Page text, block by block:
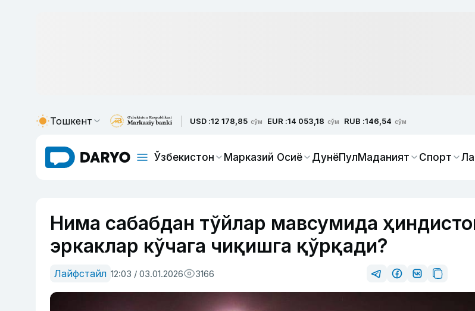
Тошкент USD :12 178,85 сўм EUR :14 053,18 сўм RUB :146,54 сўм
Ўзбекистон Марказий Осиё ДунёПулМаданият Спорт
Нима сабабдан тўйлар мавсумида
эркаклар кўчага чиқишга қўрқади?
Лайфстайл 12:03 / 03.01.2026 3166